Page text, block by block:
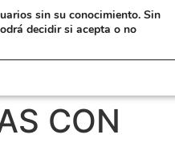
Bolsa de Empleo
CON
sin su conocimiento. Sin
decidir si acepta o no